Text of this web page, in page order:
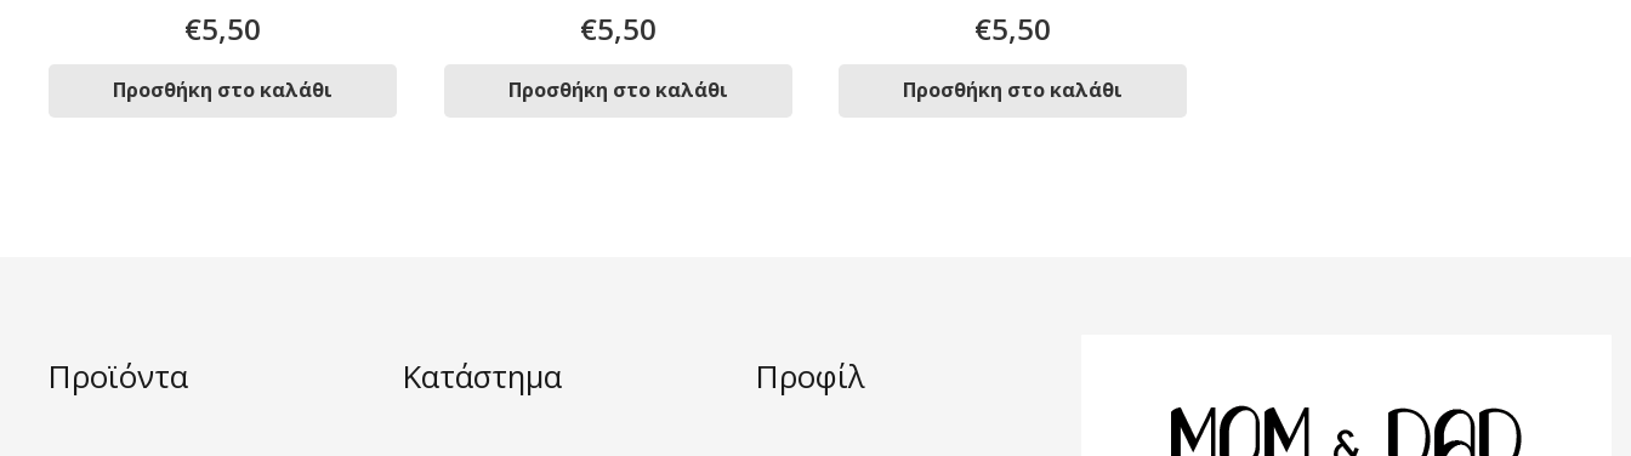
€5,50
Προσθήκη στο καλάθι
€5,50
Προσθήκη στο καλάθι
€5,50
Προσθήκη στο καλάθι
Προϊόντα Κατάστημα Προφίλ